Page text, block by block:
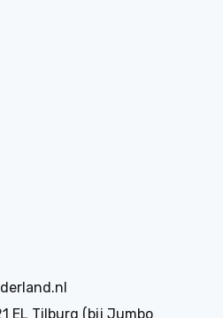
EL Tilburg (bij Jumbo